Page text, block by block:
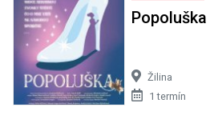
Popoluška
Žilina
1 termín